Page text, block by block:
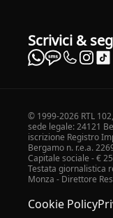
Scrivici &
© 1999-2026 RTL
sede legale: 24121
iscrizione Registro
Bergamo n. r.e.a.
Capitale sociale - €
Testata giornalistica
Monza - Direttore
Cookie Policy